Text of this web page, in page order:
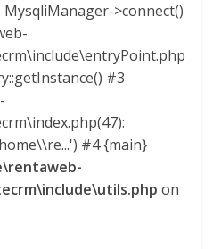
>connect()
#3
#4 {main}
on